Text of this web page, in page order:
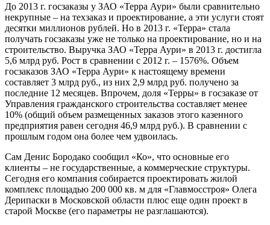
До 2013 г. госзаказы у ЗАО «Терра Аури» были сравнительно
некрупные – на техзаказ и проектирование, а эти услуги стоят
десятки миллионов рублей. Но в 2013 г. «Терра» стала
получать госзаказы уже не только на проектирование, но и на
строительство. Выручка ЗАО «Терра Аури» в 2013 г. достигла
5,6 млрд руб. Рост в сравнении с 2012 г. – 1576%. Объем
госзаказов ЗАО «Терра Аури» к настоящему времени
составляет 3 млрд руб., из них 2,9 млрд руб. получено за
последние 12 месяцев. Впрочем, доля «Терры» в госзаказе от
Управления гражданского строительства составляет менее
10% (общий объем размещенных заказов этого казенного
предприятия равен сегодня 46,9 млрд руб.). В сравнении с
прошлым годом она более чем удвоилась.
Сам Денис Бородако сообщил «Ко», что основные его
клиенты – не государственные, а коммерческие структуры.
Сегодня его компания собирается проектировать жилой
комплекс площадью 200 000 кв. м для «Главмосстроя» Олега
Дерипаски в Московской области плюс еще один проект в
старой Москве (его параметры не разглашаются).